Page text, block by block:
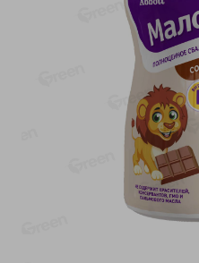
Показано 1-14 из 78
Показать